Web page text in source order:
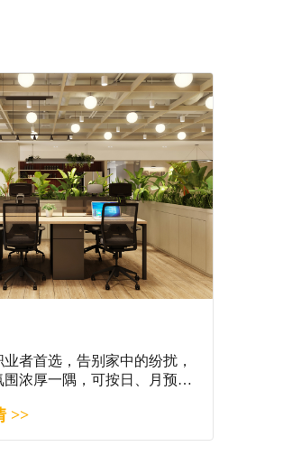
者首选，告别家中的纷扰，
浓厚一隅，可按日、月预
>>